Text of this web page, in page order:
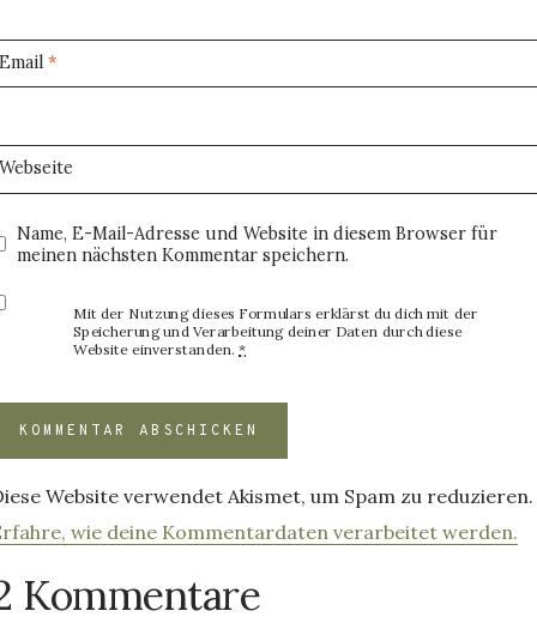
Email*
Webseite
Name, E-Mail-Adresse und Website in diesem Browser für
meinen nächsten Kommentar speichern.
Mit der Nutzung dieses Formulars erklärst du dich mit der
Speicherung und Verarbeitung deiner Daten durch diese
Website einverstanden.*
Website verwendet Akismet, um Spam zu reduzieren.
wie deine Kommentardaten verarbeitet werden.
Kommentare